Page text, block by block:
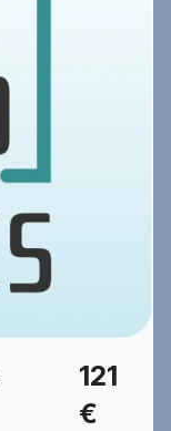
121
€